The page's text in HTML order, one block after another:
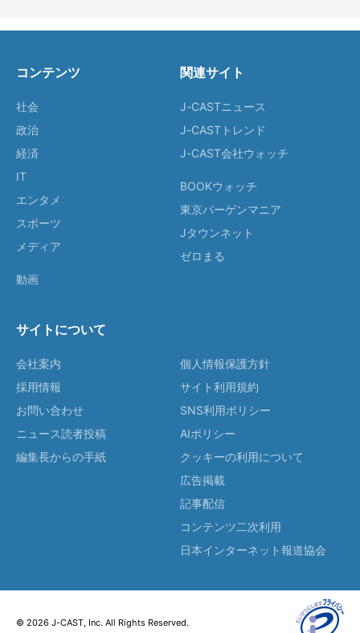
コンテンツ
社会
政治
経済
IT
エンタメ
スポーツ
メディア
動画
関連サイト
J-CASTニュース
J-CASTトレンド
J-CAST会社ウォッチ
BOOKウォッチ
東京バーゲンマニア
Jタウンネット
ゼロまる
サイトについて
会社案内
採用情報
お問い合わせ
ニュース読者投稿
編集長からの手紙
個人情報保護方針
サイト利用規約
SNS利用ポリシー
AIポリシー
クッキーの利用について
広告掲載
記事配信
コンテンツ二次利用
日本インターネット報道協会
© 2026 J-CAST, Inc. All Rights Reserved.